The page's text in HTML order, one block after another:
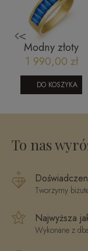
<
Modny złoty
pierścionek
0604202315
1 990,00 zł
DO KOSZYKA
To nas
Tworzymy
Najwyższa
Wykonane z